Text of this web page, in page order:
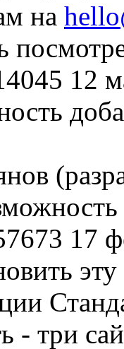
на
12
17
- три